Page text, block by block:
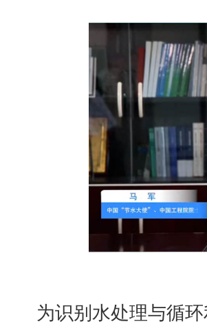
为识别水处理与循